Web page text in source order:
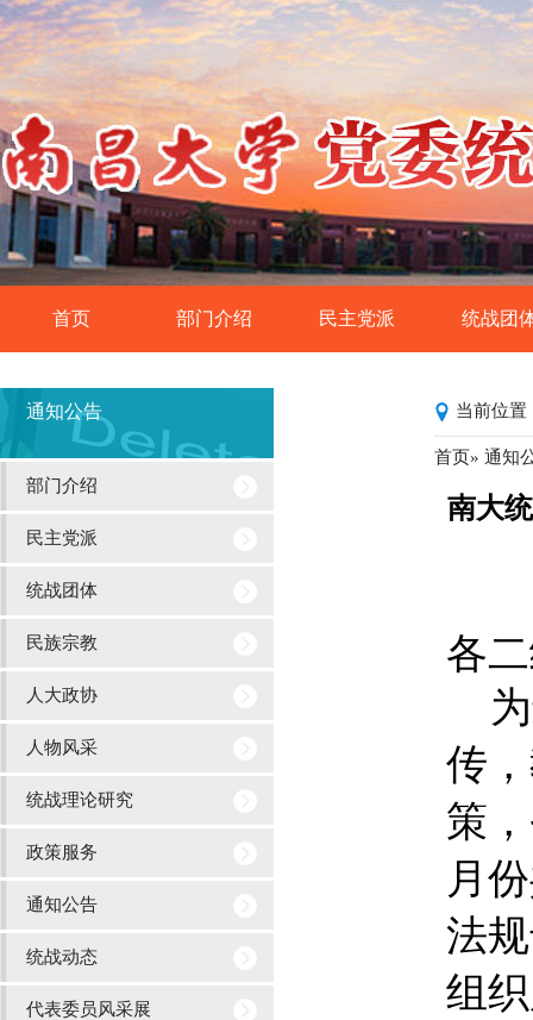
首页 部门介绍 民主党派
民盟南昌大学委员
民建南昌大学委员
各民主党派中央、省级层面任
统战团
党外知识
欧美同学会·留
各统战团体中央
通知公告
部门介绍
民主党派
统战团体
民族宗教
人大政协
人物风采
统战理论研究
政策服务
通知公告
统战动态
代表委员风采展
当前位置
首页» 通知
南大
各
传
策
月
法
组